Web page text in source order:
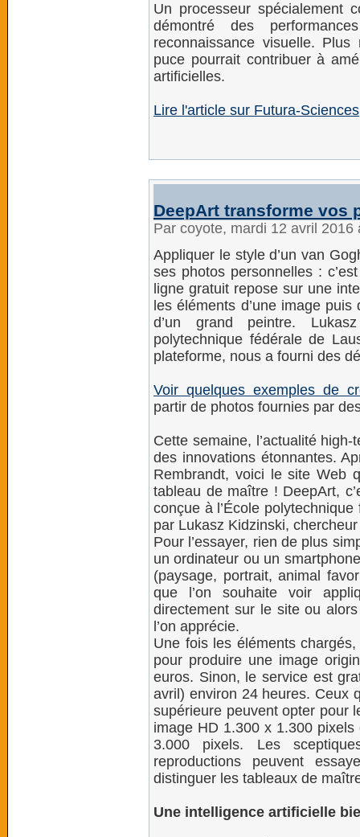
Un processeur spécialement
démontré des
reconnaissance visuelle.
puce pourrait contribuer à
artificielles.
Lire l'article sur Futura-Sciences
DeepArt transforme vos
Par coyote, mardi 12 avril
Appliquer le style d’un van
ses photos personnelles :
ligne gratuit repose sur une
les éléments d’une image
d’un grand peintre.
polytechnique fédérale de
plateforme, nous a fourni des
Voir quelques exemples de
partir de photos fournies par
Cette semaine, l’actualité
des innovations étonnantes.
Rembrandt, voici le site Web
tableau de maître ! DeepArt,
conçue à l’École
par Lukasz Kidzinski,
Pour l’essayer, rien de plus
un ordinateur ou un
(paysage, portrait, animal
que l’on souhaite voir
directement sur le site ou
l’on apprécie.
Une fois les éléments
pour produire une image
euros. Sinon, le service est
avril) environ 24 heures. Ceux
supérieure peuvent opter pour
image HD 1.300 x 1.300
3.000 pixels. Les
reproductions peuvent
distinguer les tableaux de
Une intelligence artificielle